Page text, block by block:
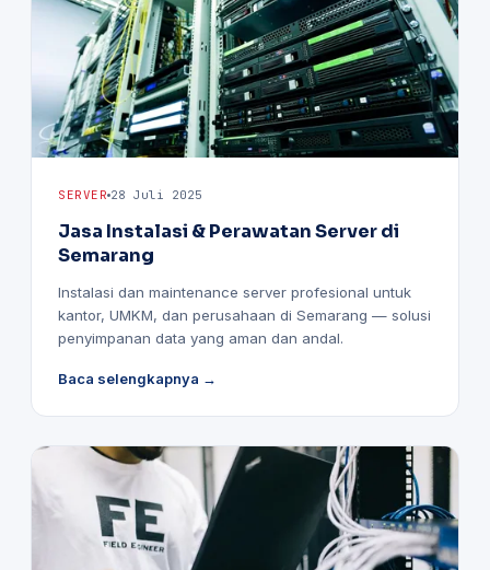
SERVER 28 Juli 2025
Jasa Instalasi & Perawatan Server di
Semarang
Instalasi dan maintenance server profesional untuk
kantor, UMKM, dan perusahaan di Semarang — solusi
penyimpanan data yang aman dan andal.
Baca selengkapnya →